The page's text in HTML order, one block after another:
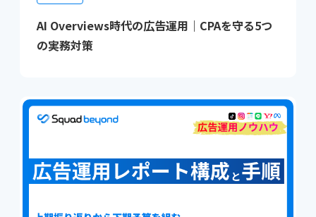
AI Overviews時代の広告運用｜CPAを守る5つ
の実務対策